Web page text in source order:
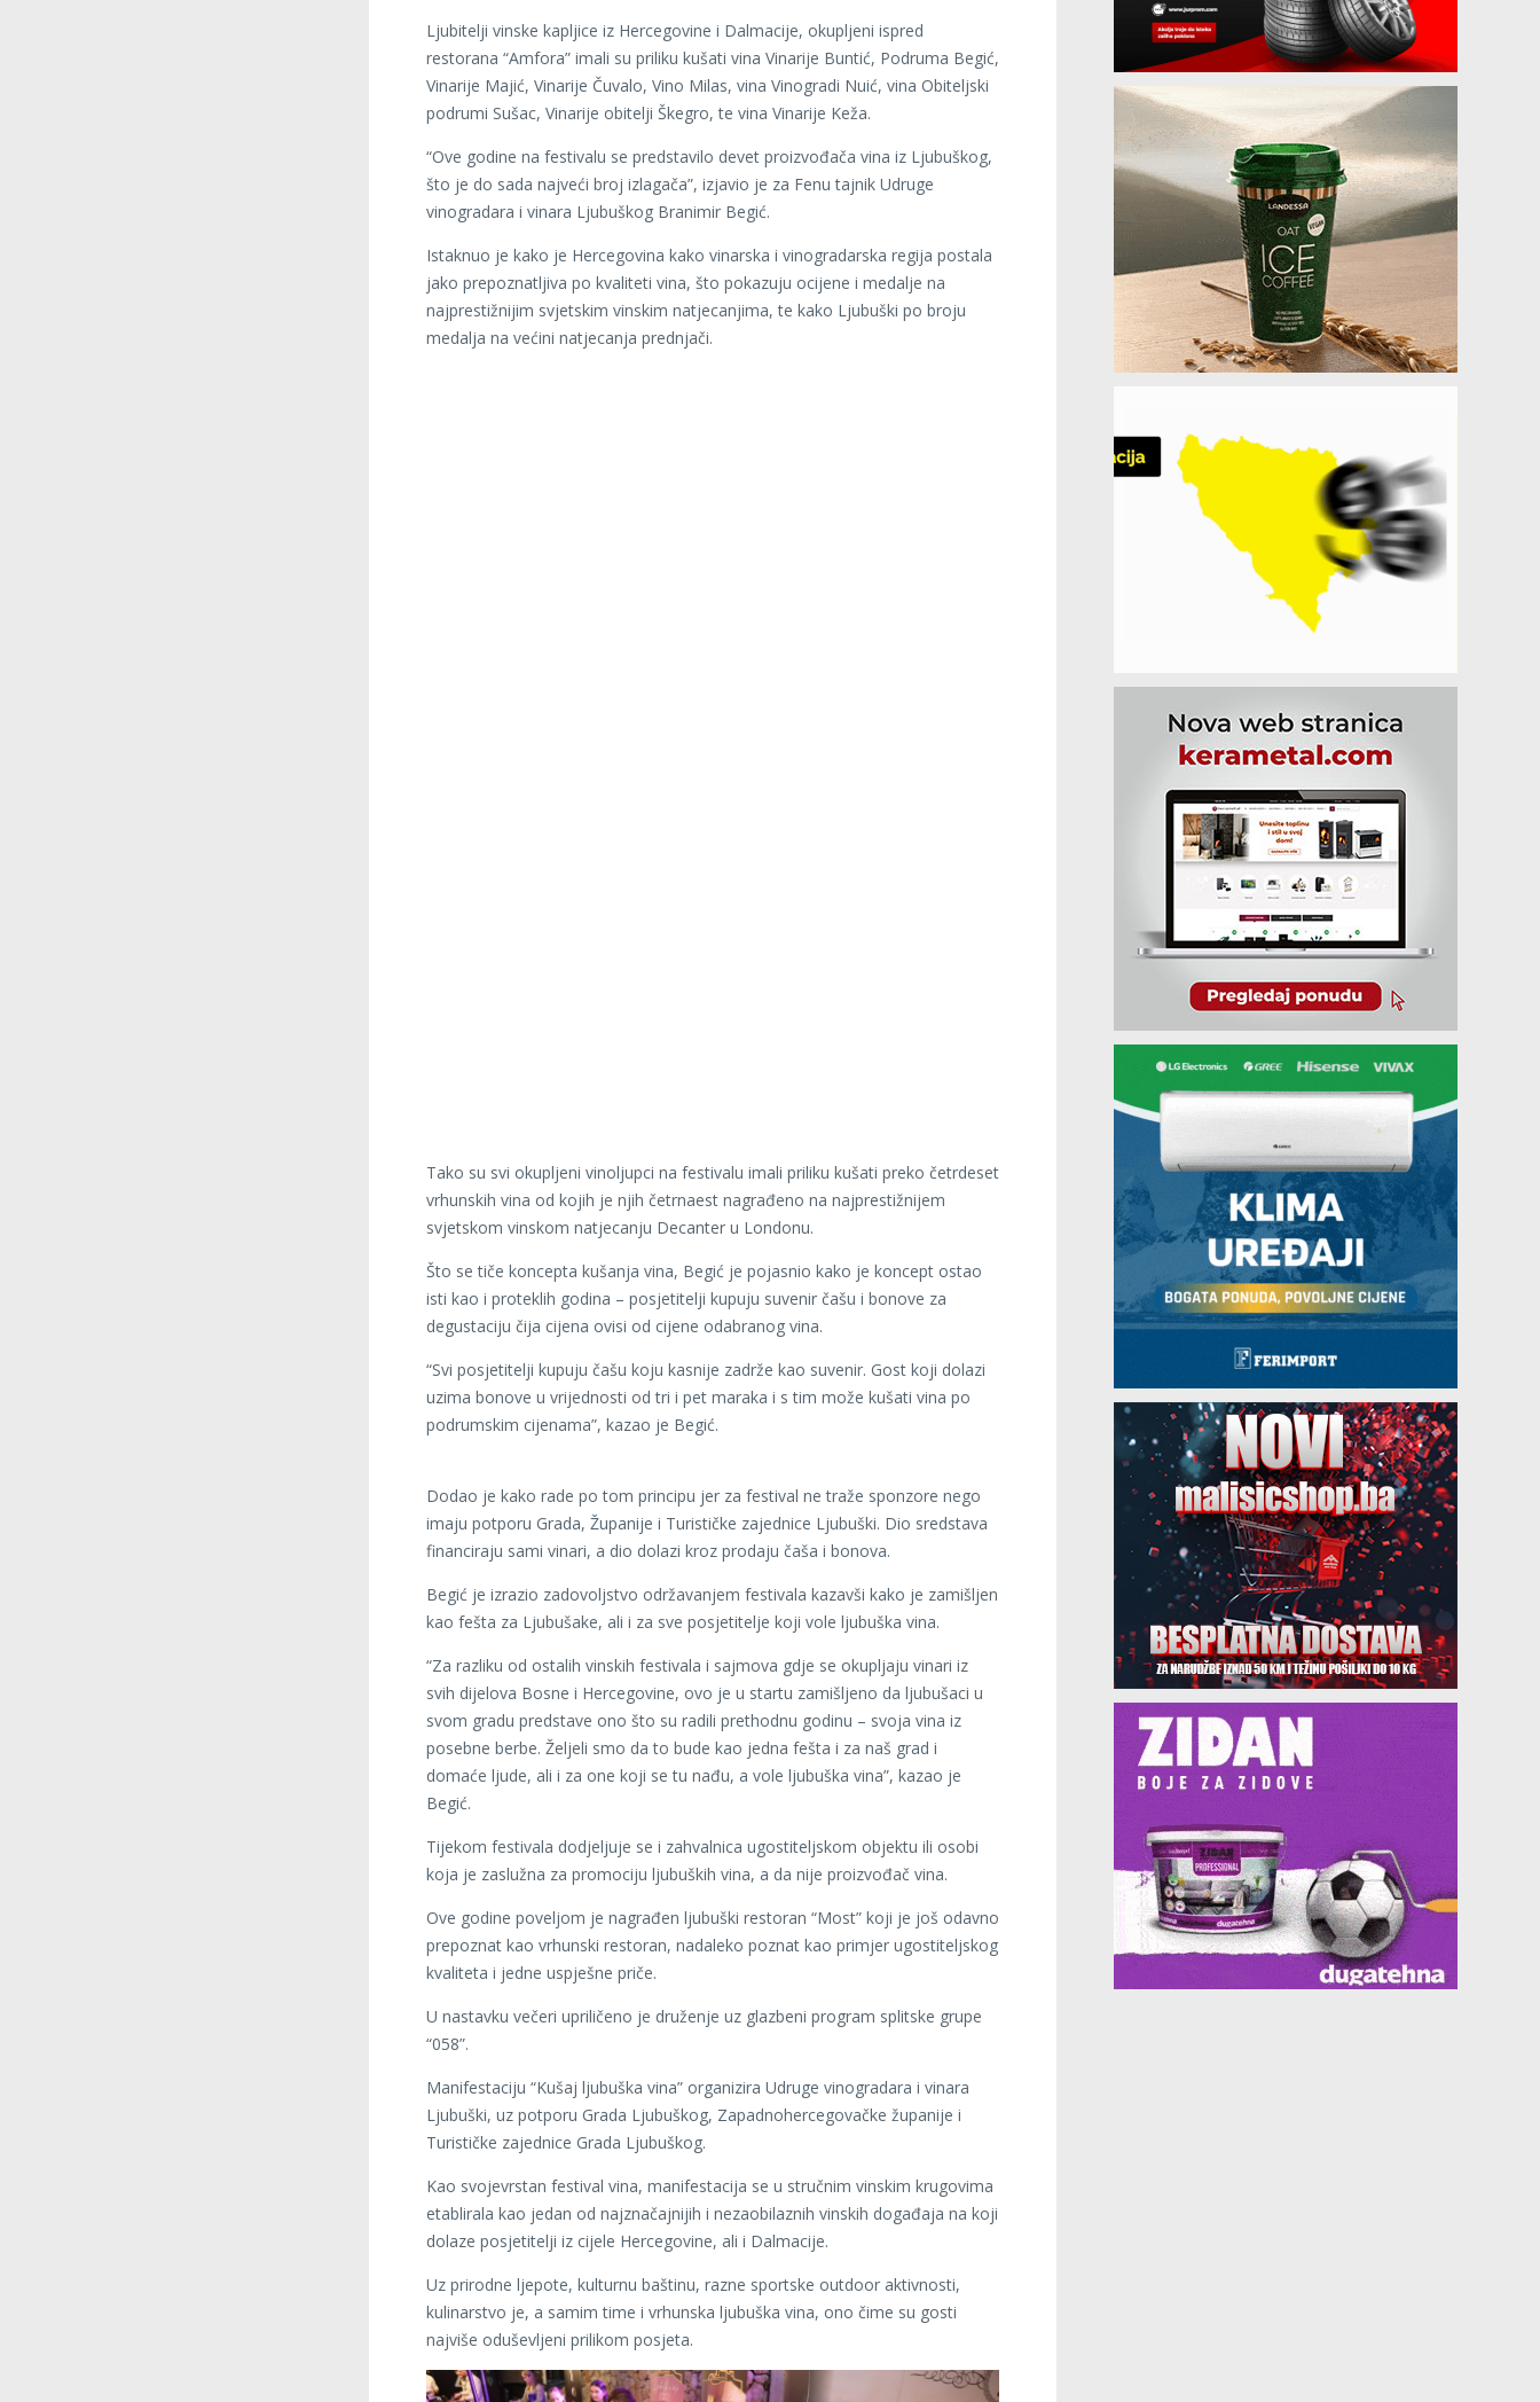
Ljubitelji vinske kapljice iz Hercegovine i Dalmacije, okupljeni ispred
restorana “Amfora” imali su priliku kušati vina Vinarije Buntić, Podruma Begić,
Vinarije Majić, Vinarije Čuvalo, Vino Milas, vina Vinogradi Nuić, vina Obiteljski
podrumi Sušac, Vinarije obitelji Škegro, te vina Vinarije Keža.
“Ove godine na festivalu se predstavilo devet proizvođača vina iz Ljubuškog,
što je do sada najveći broj izlagača”, izjavio je za Fenu tajnik Udruge
vinogradara i vinara Ljubuškog Branimir Begić.
Istaknuo je kako je Hercegovina kako vinarska i vinogradarska regija postala
jako prepoznatljiva po kvaliteti vina, što pokazuju ocijene i medalje na
najprestižnijim svjetskim vinskim natjecanjima, te kako Ljubuški po broju
medalja na većini natjecanja prednjači.
Tako su svi okupljeni vinoljupci na festivalu imali priliku kušati preko četrdeset
vrhunskih vina od kojih je njih četrnaest nagrađeno na najprestižnijem
svjetskom vinskom natjecanju Decanter u Londonu.
Što se tiče koncepta kušanja vina, Begić je pojasnio kako je koncept ostao
isti kao i proteklih godina – posjetitelji kupuju suvenir čašu i bonove za
degustaciju čija cijena ovisi od cijene odabranog vina.
“Svi posjetitelji kupuju čašu koju kasnije zadrže kao suvenir. Gost koji dolazi
uzima bonove u vrijednosti od tri i pet maraka i s tim može kušati vina po
podrumskim cijenama”, kazao je Begić.
Dodao je kako rade po tom principu jer za festival ne traže sponzore nego
imaju potporu Grada, Županije i Turističke zajednice Ljubuški. Dio sredstava
financiraju sami vinari, a dio dolazi kroz prodaju čaša i bonova.
Begić je izrazio zadovoljstvo održavanjem festivala kazavši kako je zamišljen
kao fešta za Ljubušake, ali i za sve posjetitelje koji vole ljubuška vina.
“Za razliku od ostalih vinskih festivala i sajmova gdje se okupljaju vinari iz
svih dijelova Bosne i Hercegovine, ovo je u startu zamišljeno da ljubušaci u
svom gradu predstave ono što su radili prethodnu godinu – svoja vina iz
posebne berbe. Željeli smo da to bude kao jedna fešta i za naš grad i
domaće ljude, ali i za one koji se tu nađu, a vole ljubuška vina”, kazao je
Begić.
Tijekom festivala dodjeljuje se i zahvalnica ugostiteljskom objektu ili osobi
koja je zaslužna za promociju ljubuških vina, a da nije proizvođač vina.
Ove godine poveljom je nagrađen ljubuški restoran “Most” koji je još odavno
prepoznat kao vrhunski restoran, nadaleko poznat kao primjer ugostiteljskog
kvaliteta i jedne uspješne priče.
U nastavku večeri upriličeno je druženje uz glazbeni program splitske grupe
“058”.
Manifestaciju “Kušaj ljubuška vina” organizira Udruge vinogradara i vinara
Ljubuški, uz potporu Grada Ljubuškog, Zapadnohercegovačke županije i
Turističke zajednice Grada Ljubuškog.
Kao svojevrstan festival vina, manifestacija se u stručnim vinskim krugovima
etablirala kao jedan od najznačajnijih i nezaobilaznih vinskih događaja na koji
dolaze posjetitelji iz cijele Hercegovine, ali i Dalmacije.
Uz prirodne ljepote, kulturnu baštinu, razne sportske outdoor aktivnosti,
kulinarstvo je, a samim time i vrhunska ljubuška vina, ono čime su gosti
najviše oduševljeni prilikom posjeta.